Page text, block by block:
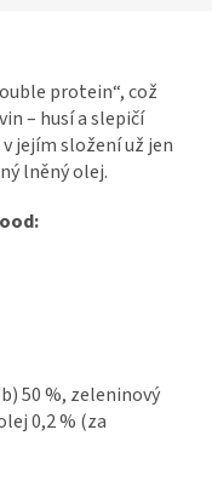
protein“, což
– husí a slepičí
jejím složení už jen
lněný olej.
50 %, zeleninový
0,2 % (za